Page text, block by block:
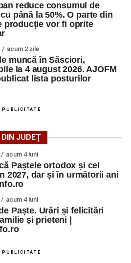
reduce consumul de
până la 50%. O parte din
producție vor fi oprite
acum 2 zile
muncă în Săsciori,
la 4 august 2026. AJOFM
lista posturilor
PUBLICITATE
DIN JUDEȚ
acum 4 luni
Paștele ortodox și cel
2027, dar și în următorii ani
acum 4 luni
Paște. Urări și felicitări
și prieteni |
PUBLICITATE